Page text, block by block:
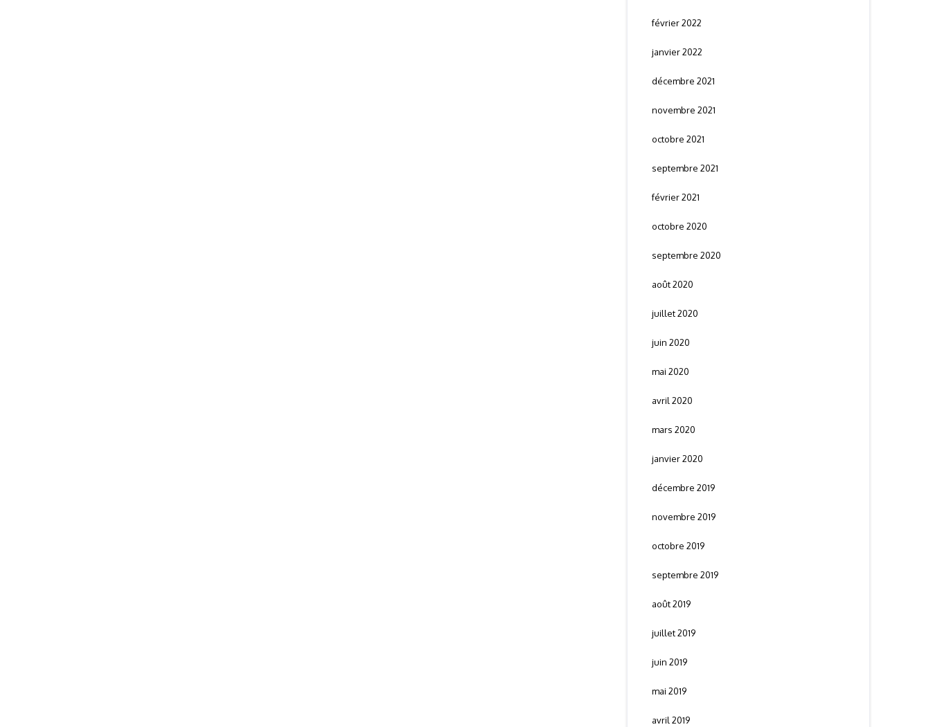
février 2022
janvier 2022
décembre 2021
novembre 2021
octobre 2021
septembre 2021
février 2021
octobre 2020
septembre 2020
août 2020
juillet 2020
juin 2020
mai 2020
avril 2020
mars 2020
janvier 2020
décembre 2019
novembre 2019
octobre 2019
septembre 2019
août 2019
juillet 2019
juin 2019
mai 2019
avril 2019